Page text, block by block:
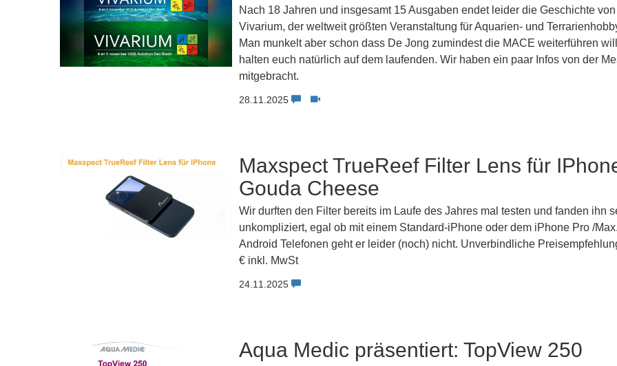
Nach 18 Jahren und insgesamt 15 Ausgaben endet leider die Geschichte von
Vivarium, der weltweit größten Veranstaltung für Aquarien- und
Man munkelt aber schon dass De Jong zumindest die MACE weiterführen
halten euch natürlich auf dem laufenden. Wir haben ein paar Infos von der
mitgebracht.
28.11.2025
Maxspect TrueReef Filter Lens für
Gouda Cheese
Wir durften den Filter bereits im Laufe des Jahres mal testen und fanden ihn
unkompliziert, egal ob mit einem Standard-iPhone oder dem iPhone Pro /
Android Telefonen geht er leider (noch) nicht. Unverbindliche
€ inkl. MwSt
24.11.2025
Aqua Medic präsentiert: TopView 250